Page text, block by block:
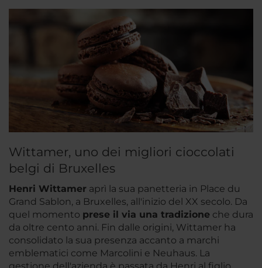
Wittamer, uno dei migliori cioccolati
belgi di Bruxelles
Henri Wittamer aprì la sua panetteria in Place du
Grand Sablon, a Bruxelles, all'inizio del XX secolo. Da
quel momento prese il via una tradizione che dura
da oltre cento anni. Fin dalle origini, Wittamer ha
consolidato la sua presenza accanto a marchi
emblematici come Marcolini e Neuhaus. La
gestione dell'azienda è passata da Henri al figlio